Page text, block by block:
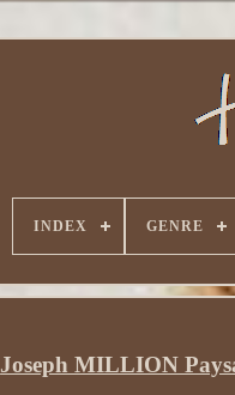
INDEX GENRE
Joseph MILLION